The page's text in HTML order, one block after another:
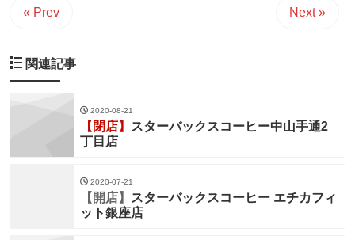
« Prev Next »
関連記事
2020-08-21
【閉店】 スターバックスコーヒー中山手通2
丁目店
2020-07-21
【開店】 スターバックスコーヒー エチカフィ
ット銀座店